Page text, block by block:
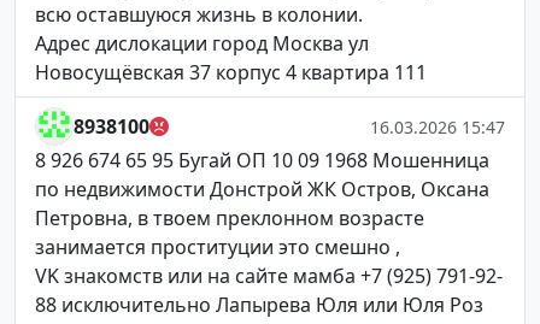
всю оставшуюся жизнь в колонии.
Адрес дислокации город Москва ул
Новосущёвская 37 корпус 4 квартира 111
8938100 16.03.2026 15:47
8 926 674 65 95 Бугай ОП 10 09 1968 Мошенница
по недвижимости Донстрой ЖК Остров, Оксана
Петровна, в твоем преклонном возрасте
занимается проституции это смешно ,
VK знакомств или на сайте мамба +7 (925) 791-92-
88 исключительно Лапырева Юля или Юля Роз